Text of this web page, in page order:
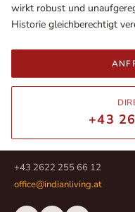
wirkt robust und
Historie gleichberechtigt
+43
Wiener Straße – Werkstraße
2700 Wiener Neustadt
+43 2622 255 66 12
office@indianliving.at